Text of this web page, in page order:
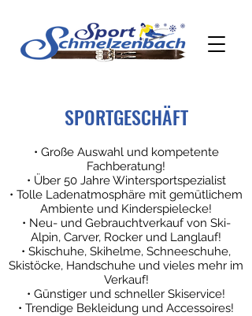
SPORTGESCHÄFT
• Große Auswahl und kompetente
Fachberatung!
• Über 50 Jahre Wintersportspezialist
• Tolle Ladenatmosphäre mit gemütlichem
Ambiente und Kinderspielecke!
• Neu- und Gebrauchtverkauf von Ski-
Alpin, Carver, Rocker und Langlauf!
• Skischuhe, Skihelme, Schneeschuhe,
Skistöcke, Handschuhe und vieles mehr im
Verkauf!
• Günstiger und schneller Skiservice!
• Trendige Bekleidung und Accessoires!